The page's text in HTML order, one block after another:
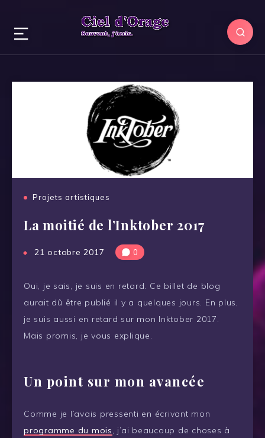
Projets artistiques
La moitié de l’Inktober 2017
21 octobre 2017 0
Oui, je sais, je suis en retard. Ce billet de blog
aurait dû être publié il y a quelques jours. En plus,
je suis aussi en retard sur mon Inktober 2017.
Mais promis, je vous explique.
Un point sur mon avancée
Comme je l’avais pressenti en écrivant mon
programme du mois, j’ai beaucoup de choses à